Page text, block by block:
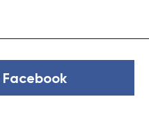
Facebook